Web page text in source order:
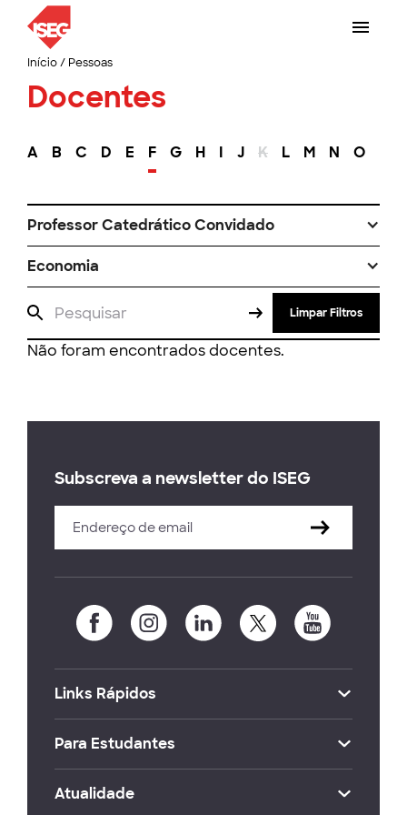
Início/ Pessoas
Docentes
A B C D E F G H I J K L M N O
Professor Catedrático Convidado
Economia
Limpar Filtros
Não foram encontrados docentes.
Subscreva a newsletter do ISEG
Links Rápidos
Para Estudantes
Atualidade